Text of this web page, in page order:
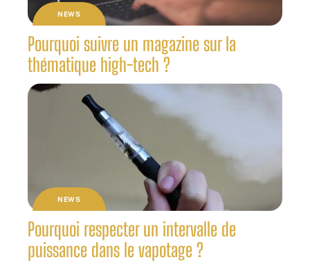
NEWS
Pourquoi suivre un magazine sur la
thématique high-tech ?
NEWS
Pourquoi respecter un intervalle de
puissance dans le vapotage ?